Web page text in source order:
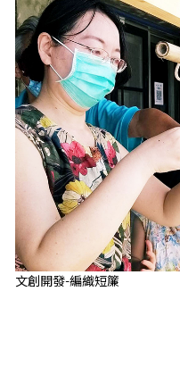
文創開發-編織短簾